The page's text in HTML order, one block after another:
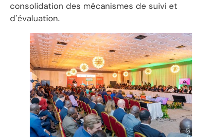
consolidation des mécanismes de suivi et
d’évaluation.